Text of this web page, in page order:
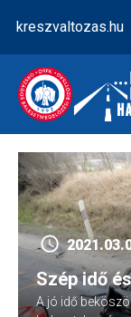
content
kreszvaltozas.hu
Szép idő
A jó idő